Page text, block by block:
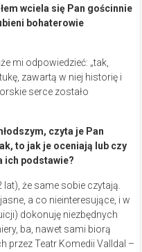
wciela się Pan gościnnie
bohaterowie
mi odpowiedzieć: „tak,
zawartą w niej historię i
serce zostało
czyta je Pan
to jak je oceniają lub czy
ich podstawie?
lat), że same sobie czytają.
a co nieinteresujące, i w
dokonuję niezbędnych
ba, nawet sami biorą
przez Teatr Komedii Valldal –